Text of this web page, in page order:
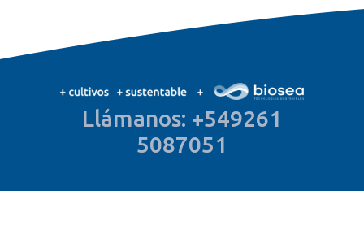
Llámanos: +549261
5087051